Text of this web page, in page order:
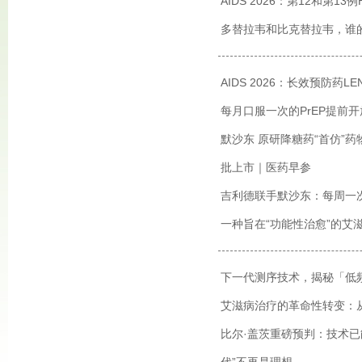
多替拉韦和比克替拉韦，谁
AIDS 2026：长效预防药
每月口服一次的PrEP提前
默沙东 原研降糖药“首仿”
批上市｜医药早参
吉利德联手默沙东：每周
一种旨在“功能性治愈”的艾
下一代测序技术，揭秘「低
艾滋病治疗的革命性转变：
比尔·盖茨重磅预判：技术